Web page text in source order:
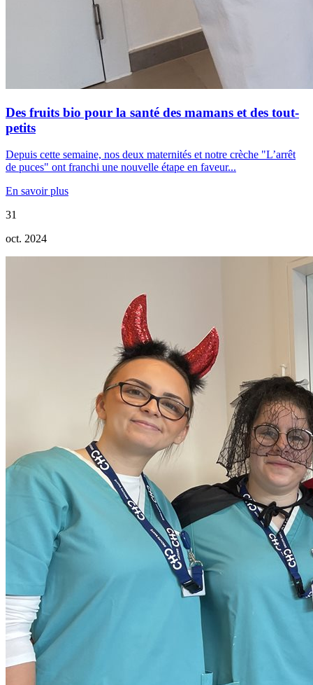
Des fruits bio pour la santé des mamans et des tout-
petits
Depuis cette semaine, nos deux maternités et notre crèche "L’arrêt
de puces" ont franchi une nouvelle étape en faveur...
En savoir plus
31
oct. 2024